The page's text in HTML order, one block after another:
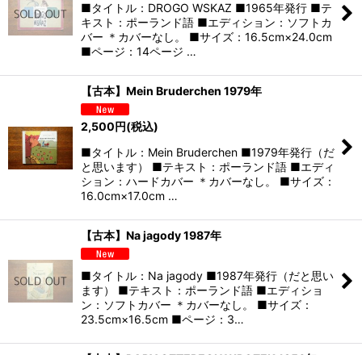
■タイトル：DROGO WSKAZ ■1965年発行 ■テ
キスト：ポーランド語 ■エディション：ソフトカ
バー ＊カバーなし。 ■サイズ：16.5cm×24.0cm
■ページ：14ページ …
【古本】Mein Bruderchen 1979年
2,500円(税込)
■タイトル：Mein Bruderchen ■1979年発行（だ
と思います） ■テキスト：ポーランド語 ■エディ
ション：ハードカバー ＊カバーなし。 ■サイズ：
16.0cm×17.0cm …
【古本】Na jagody 1987年
■タイトル：Na jagody ■1987年発行（だと思い
ます） ■テキスト：ポーランド語 ■エディショ
ン：ソフトカバー ＊カバーなし。 ■サイズ：
23.5cm×16.5cm ■ページ：3…